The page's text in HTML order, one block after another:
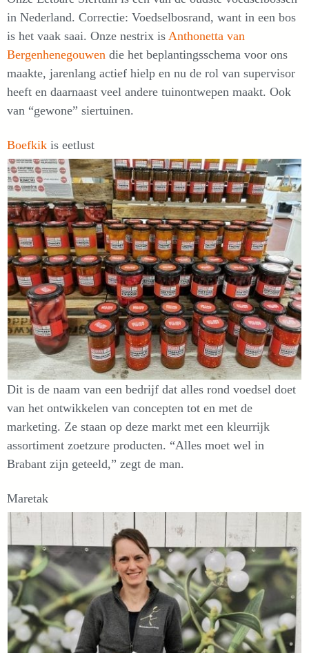
in Nederland. Correctie: Voedselbosrand, want in een bos
is het vaak saai. Onze nestrix is Anthonetta van
Bergenhenegouwen die het beplantingsschema voor ons
maakte, jarenlang actief hielp en nu de rol van supervisor
heeft en daarnaast veel andere tuinontwepen maakt. Ook
van “gewone” siertuinen.
Boefkik is eetlust
Dit is de naam van een bedrijf dat alles rond voedsel doet
van het ontwikkelen van concepten tot en met de
marketing. Ze staan op deze markt met een kleurrijk
assortiment zoetzure producten. “Alles moet wel in
Brabant zijn geteeld,” zegt de man.
Maretak